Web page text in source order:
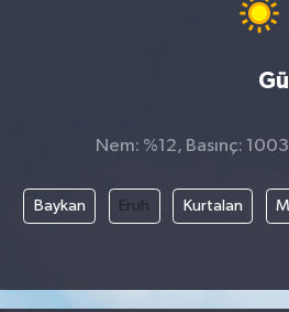
Nem: %12, Basınç:
Baykan Eruh Kurtalan